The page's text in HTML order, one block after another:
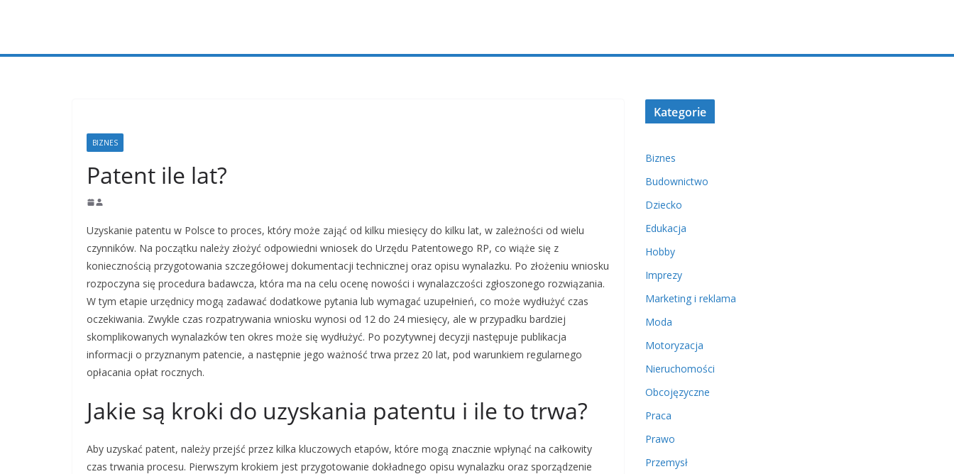
BIZNES
Patent ile lat?
Uzyskanie patentu w Polsce to proces, który może zająć od kilku miesięcy do kilku lat, w zależności od wielu
czynników. Na początku należy złożyć odpowiedni wniosek do Urzędu Patentowego RP, co wiąże się z
koniecznością przygotowania szczegółowej dokumentacji technicznej oraz opisu wynalazku. Po złożeniu wniosku
rozpoczyna się procedura badawcza, która ma na celu ocenę nowości i wynalazczości zgłoszonego rozwiązania.
W tym etapie urzędnicy mogą zadawać dodatkowe pytania lub wymagać uzupełnień, co może wydłużyć czas
oczekiwania. Zwykle czas rozpatrywania wniosku wynosi od 12 do 24 miesięcy, ale w przypadku bardziej
skomplikowanych wynalazków ten okres może się wydłużyć. Po pozytywnej decyzji następuje publikacja
informacji o przyznanym patencie, a następnie jego ważność trwa przez 20 lat, pod warunkiem regularnego
opłacania opłat rocznych.
Jakie są kroki do uzyskania patentu i ile to trwa?
Aby uzyskać patent, należy przejść przez kilka kluczowych etapów, które mogą znacznie wpłynąć na całkowity
czas trwania procesu. Pierwszym krokiem jest przygotowanie dokładnego opisu wynalazku oraz sporządzenie
Kategorie
Biznes
Budownictwo
Dziecko
Edukacja
Hobby
Imprezy
Marketing i reklama
Moda
Motoryzacja
Nieruchomości
Obcojęzyczne
Praca
Prawo
Przemysł